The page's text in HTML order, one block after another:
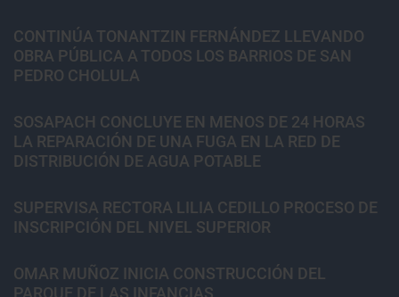
CONTINÚA TONANTZIN FERNÁNDEZ LLEVANDO
OBRA PÚBLICA A TODOS LOS BARRIOS DE SAN
PEDRO CHOLULA
SOSAPACH CONCLUYE EN MENOS DE 24 HORAS
LA REPARACIÓN DE UNA FUGA EN LA RED DE
DISTRIBUCIÓN DE AGUA POTABLE
SUPERVISA RECTORA LILIA CEDILLO PROCESO DE
INSCRIPCIÓN DEL NIVEL SUPERIOR
OMAR MUÑOZ INICIA CONSTRUCCIÓN DEL
PARQUE DE LAS INFANCIAS